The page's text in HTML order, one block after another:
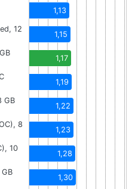
1,13
12
1,15
1,17
1,19
GB
1,22
8
1,23
10
1,28
1,30